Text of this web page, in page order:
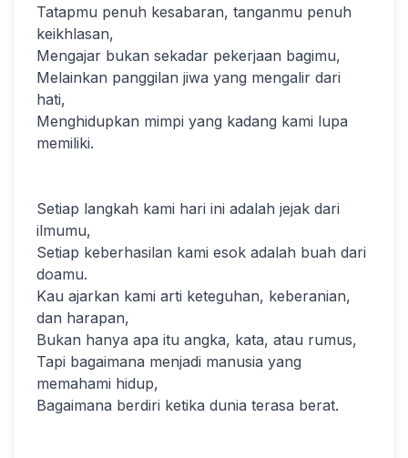
Tatapmu penuh kesabaran, tanganmu penuh
keikhlasan,
Mengajar bukan sekadar pekerjaan bagimu,
Melainkan panggilan jiwa yang mengalir dari
hati,
Menghidupkan mimpi yang kadang kami lupa
memiliki.
Setiap langkah kami hari ini adalah jejak dari
ilmumu,
Setiap keberhasilan kami esok adalah buah dari
doamu.
Kau ajarkan kami arti keteguhan, keberanian,
dan harapan,
Bukan hanya apa itu angka, kata, atau rumus,
Tapi bagaimana menjadi manusia yang
memahami hidup,
Bagaimana berdiri ketika dunia terasa berat.